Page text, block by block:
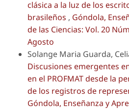
clásica a la luz de los
brasileños , Góndola,
de las Ciencias: Vol. 20
Agosto
Solange Maria Guarda,
Discusiones emergentes
en el PROFMAT desde la
de los registros de
Góndola, Enseñanza y